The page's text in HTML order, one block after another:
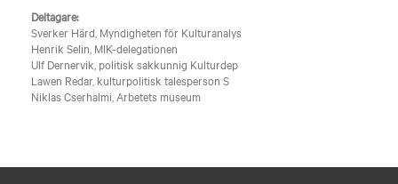
Deltagare:
Sverker Härd, Myndigheten för Kulturanalys
Henrik Selin, MIK-delegationen
Ulf Dernervik, politisk sakkunnig Kulturdep
Lawen Redar, kulturpolitisk talesperson S
Niklas Cserhalmi, Arbetets museum